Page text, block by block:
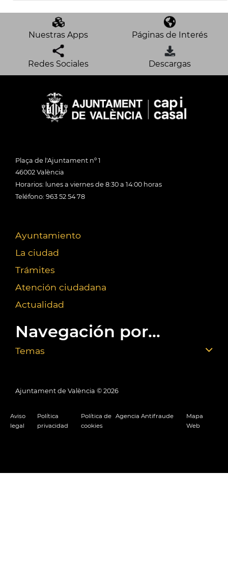
Nuestras Apps Páginas de Interés
Redes Sociales Descargas
Plaça de l'Ajuntament nº 1
46002 València
Horarios: lunes a viernes de 8:30 a 14:00 horas
Teléfono: 963 52 54 78
Ayuntamiento
La ciudad
Trámites
Atención ciudadana
Actualidad
Navegación por...
Temas
Ajuntament de València © 2026
Aviso
legal
Política
privacidad
Política de
cookies
Agencia Antifraude
Mapa
Web